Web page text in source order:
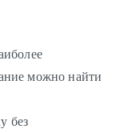
можно найти
без